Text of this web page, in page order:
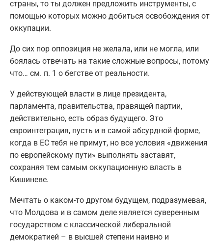
страны, то ты должен предложить инструменты, с
помощью которых можно добиться освобождения от
оккупации.
До сих пор оппозиция не желала, или не могла, или
боялась отвечать на такие сложные вопросы, потому
что… см. п. 1 о бегстве от реальности.
У действующей власти в лице президента,
парламента, правительства, правящей партии,
действительно, есть образ будущего. Это
евроинтеграция, пусть и в самой абсурдной форме,
когда в ЕС тебя не примут, но все условия «движения
по европейскому пути» выполнять заставят,
сохраняя тем самым оккупационную власть в
Кишиневе.
Мечтать о каком-то другом будущем, подразумевая,
что Молдова и в самом деле является суверенным
государством с классической либеральной
демократией – в высшей степени наивно и